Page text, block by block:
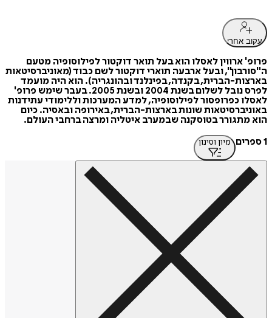
עקוב אחרי
פרופ' ארווין לאסלו הוא בעל תואר דוקטור לפילוסופיה מטעם
ה"סורבון", ובעל ארבעה תוארי דוקטור לשם כבוד (מאוניברסיטאות
בארצות-הברית, בקנדה, בפינלנד ובהונגריה). הוא היה מועמד
לפרס נובל לשלום בשנת 2004 ובשנת 2005. בעבר שימש פרופ'
לאסלו כפרופסור לפילוסופיה, למדע המערכות וללימודי עתידנות
באוניברסיטאות שונות בארצות-הברית, באירופה ובאסיה. כיום
הוא מתגורר בטוסקנה שבמערב איטליה ומרצה ברחבי העולם.
1 ספרים
מיון וסינון